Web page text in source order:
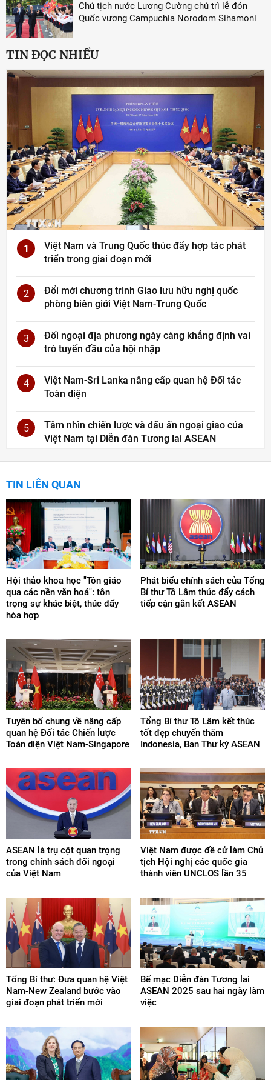
Chủ tịch nước Lương Cường chủ trì lễ đón
Quốc vương Campuchia Norodom Sihamoni
TIN ĐỌC NHIỀU
1
Việt Nam và Trung Quốc thúc đẩy hợp tác phát
triển trong giai đoạn mới
2
Đổi mới chương trình Giao lưu hữu nghị quốc
phòng biên giới Việt Nam-Trung Quốc
3
Đối ngoại địa phương ngày càng khẳng định vai
trò tuyến đầu của hội nhập
4
Việt Nam-Sri Lanka nâng cấp quan hệ Đối tác
Toàn diện
5
Tầm nhìn chiến lược và dấu ấn ngoại giao của
Việt Nam tại Diễn đàn Tương lai ASEAN
TIN LIÊN QUAN
Hội thảo khoa học "Tôn giáo
qua các nền văn hoá": tôn
trọng sự khác biệt, thúc đẩy
hòa hợp
Phát biểu chính sách của Tổng
Bí thư Tô Lâm thúc đẩy cách
tiếp cận gắn kết ASEAN
Tuyên bố chung về nâng cấp
quan hệ Đối tác Chiến lược
Toàn diện Việt Nam-Singapore
Tổng Bí thư Tô Lâm kết thúc
tốt đẹp chuyến thăm
Indonesia, Ban Thư ký ASEAN
ASEAN là trụ cột quan trọng
trong chính sách đối ngoại
của Việt Nam
Việt Nam được đề cử làm Chủ
tịch Hội nghị các quốc gia
thành viên UNCLOS lần 35
Tổng Bí thư: Đưa quan hệ Việt
Nam-New Zealand bước vào
giai đoạn phát triển mới
Bế mạc Diễn đàn Tương lai
ASEAN 2025 sau hai ngày làm
việc